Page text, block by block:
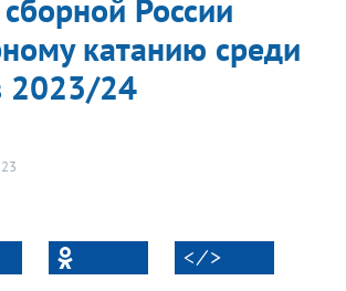
России
катанию среди
2023/24
< ⁄ >